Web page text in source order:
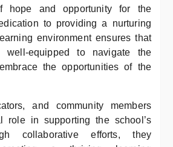
hope and opportunity for the
to providing a nurturing
environment ensures that
well-equipped to navigate the
the opportunities of the
and community members
role in supporting the school’s
collaborative efforts, they